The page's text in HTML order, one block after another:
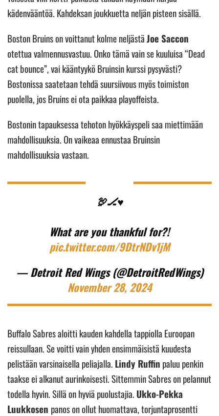
kädenvääntöä. Kahdeksan joukkuetta neljän pisteen sisällä.
Boston Bruins on voittanut kolme neljästäJoe Saccon
otettua valmennusvastuu. Onko tämä vain se kuuluisa “Dead
cat bounce”, vai kääntyykö Bruinsin kurssi pysyvästi?
Bostonissa saatetaan tehdä suursiivous myös toimiston
puolella, jos Bruins ei ota paikkaa playoffeista.
Bostonin tapauksessa tehoton hyökkäyspeli saa miettimään
mahdollisuuksia. On vaikeaa ennustaa Bruinsin
mahdollisuuksia vastaan.
🦃🏒♥️
What are you thankful for?!
pic.twitter.com/9DtrNDv1jM
— Detroit Red Wings (@DetroitRedWings)
November 28, 2024
Buffalo Sabres aloitti kauden kahdella tappiolla Euroopan
reissullaan. Se voitti vain yhden ensimmäisistä kuudesta
pelistään varsinaisella peliajalla. Lindy Ruffin paluu penkin
taakse ei alkanut aurinkoisesti. Sittemmin Sabres on pelannut
todella hyvin. Sillä on hyviä puolustajia. Ukko-Pekka
Luukkosen panos on ollut huomattava, torjuntaprosentti